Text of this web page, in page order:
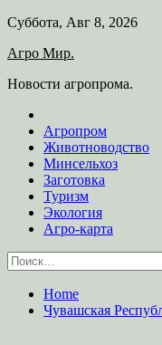
Skip
content
Суббота, Авг 8, 2026
Агро Мир.
Новости агропрома.
Агропром
Животноводство
Минсельхоз
Заготовка
Туризм
Экология
Агро-карта
Найти:
Home
Чувашская